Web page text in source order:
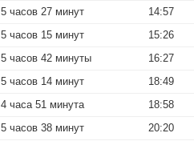
5 часов 27 минут
14:57
5 часов 15 минут
15:26
5 часов 42 минуты
16:27
5 часов 14 минут
18:49
4 часа 51 минута
18:58
5 часов 38 минут
20:20